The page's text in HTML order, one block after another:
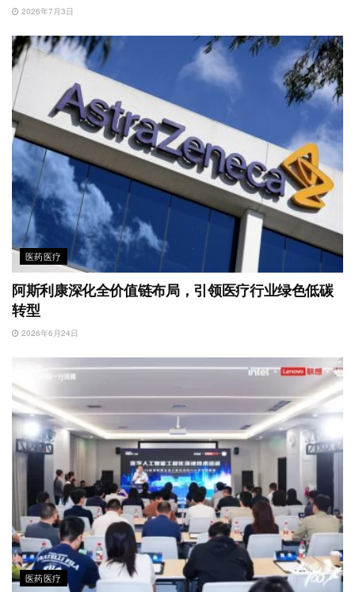
2026年7月3日
医药医疗
阿斯利康深化全价值链布局，引领医疗行业绿色低碳
转型
2026年6月24日
医药医疗